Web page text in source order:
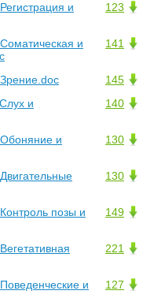
123
и
141
и
145
140
и
130
и
130
149
позы и
221
127
и